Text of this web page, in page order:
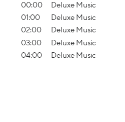
00:00
Deluxe Music
01:00
Deluxe Music
02:00
Deluxe Music
03:00
Deluxe Music
04:00
Deluxe Music